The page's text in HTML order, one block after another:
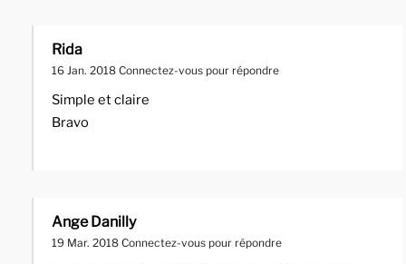
Rida
16 Jan. 2018 Connectez-vous pour répondre
Simple et claire
Bravo
Ange Danilly
19 Mar. 2018 Connectez-vous pour répondre